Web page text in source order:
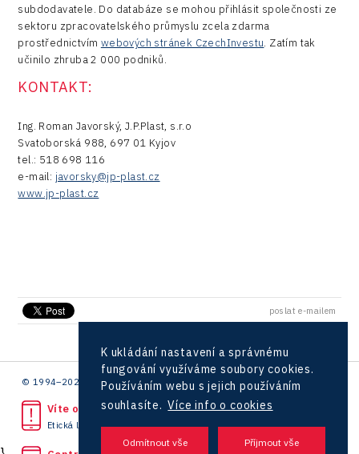
subdodavatele. Do databáze se mohou přihlásit společnosti ze
sektoru zpracovatelského průmyslu zcela zdarma
prostřednictvím webových stránek CzechInvestu. Zatím tak
učinilo zhruba 2 000 podniků.
KONTAKT:
Ing. Roman Javorský, J.P.Plast, s.r.o
Svatoborská 988, 697 01 Kyjov
tel.: 518 698 116
e-mail: javorsky@jp-plast.cz
www.jp-plast.cz
poslat e-mailem
© 1994–2026 CzechInvest | .
Víte o protiprávním jednání?
Etická linka
K ukládání nastavení a správnému
fungování využíváme soubory cookies.
Používáním webu s jejich používáním
souhlasíte. Více info o cookies